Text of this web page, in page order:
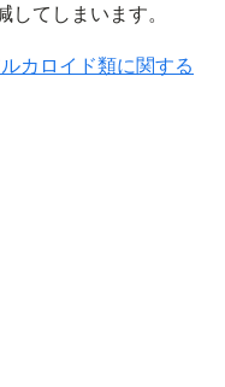
てしまいます。
カロイド類に関する